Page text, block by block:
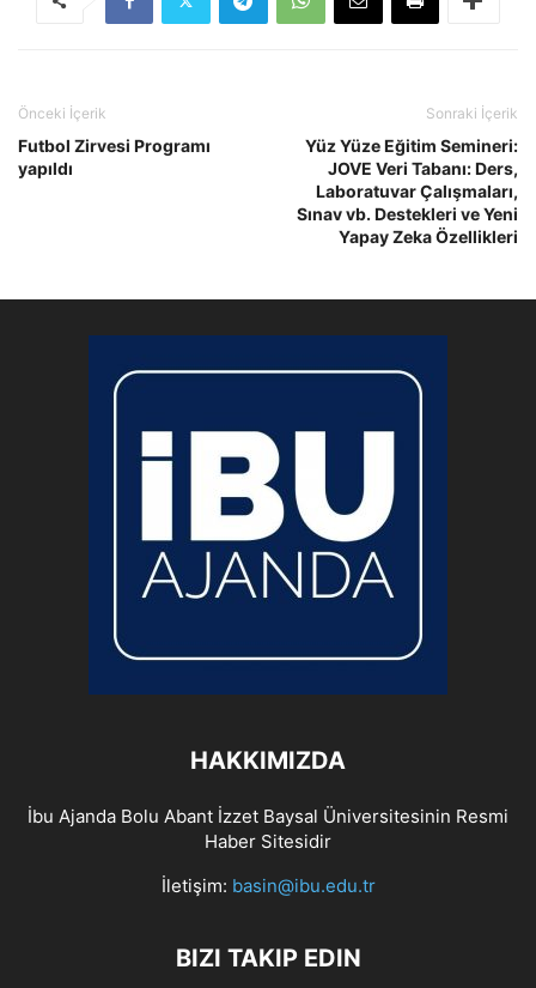
Önceki İçerik
Futbol Zirvesi Programı
yapıldı
Sonraki İçerik
Yüz Yüze Eğitim Semineri:
JOVE Veri Tabanı: Ders,
Laboratuvar Çalışmaları,
Sınav vb. Destekleri ve Yeni
Yapay Zeka Özellikleri
HAKKIMIZDA
İbu Ajanda Bolu Abant İzzet Baysal Üniversitesinin Resmi
Haber Sitesidir
İletişim: basin@ibu.edu.tr
BIZI TAKIP EDIN